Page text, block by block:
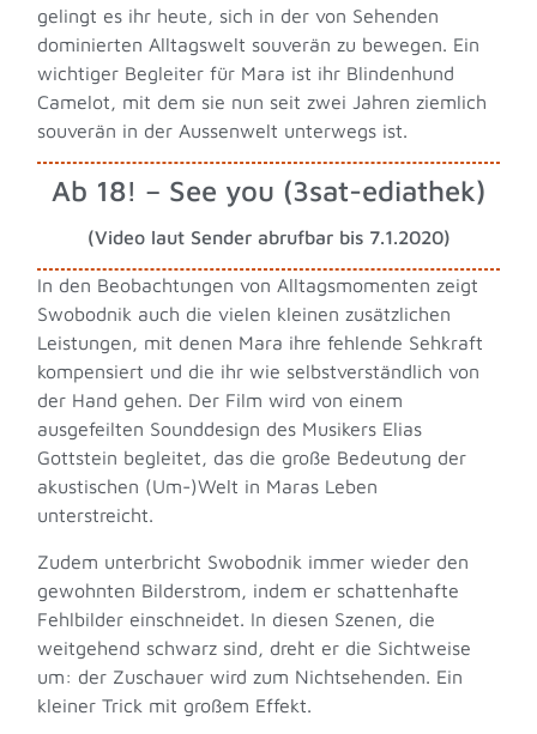
gelingt es ihr heute, sich in der von Sehenden
dominierten Alltagswelt souverän zu bewegen. Ein
wichtiger Begleiter für Mara ist ihr Blindenhund
Camelot, mit dem sie nun seit zwei Jahren ziemlich
souverän in der Aussenwelt unterwegs ist.
Ab 18! – See you (3sat-ediathek)
(Video laut Sender abrufbar bis 7.1.2020)
In den Beobachtungen von Alltagsmomenten zeigt
Swobodnik auch die vielen kleinen zusätzlichen
Leistungen, mit denen Mara ihre fehlende Sehkraft
kompensiert und die ihr wie selbstverständlich von
der Hand gehen. Der Film wird von einem
ausgefeilten Sounddesign des Musikers Elias
Gottstein begleitet, das die große Bedeutung der
akustischen (Um-)Welt in Maras Leben
unterstreicht.
Zudem unterbricht Swobodnik immer wieder den
gewohnten Bilderstrom, indem er schattenhafte
Fehlbilder einschneidet. In diesen Szenen, die
weitgehend schwarz sind, dreht er die Sichtweise
um: der Zuschauer wird zum Nichtsehenden. Ein
kleiner Trick mit großem Effekt.